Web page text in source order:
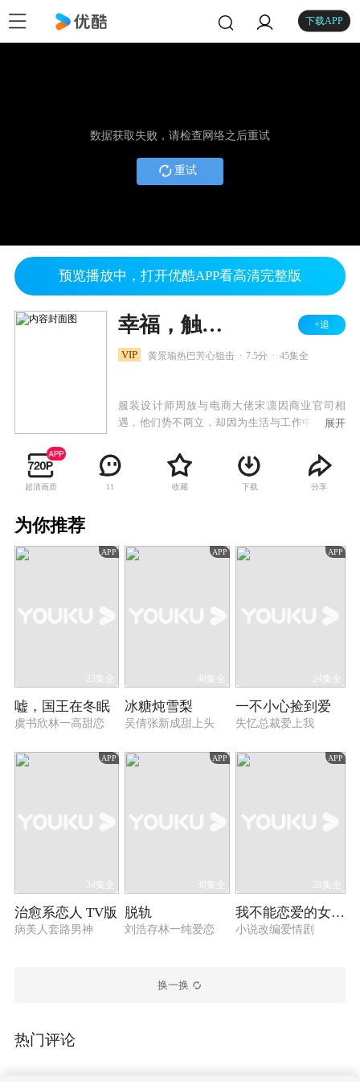
下载APP
数据获取失败，请检查网络之后重试
重试
预览播放中，打开优酷APP看高清完整版
幸福，触手可及！ DVD版 +追
VIP 黄景瑜热巴芳心狙击 7.5分 45集全
服装设计师周放与电商大佬宋凛因商业官司相
遇，他们势不两立，却因为生活与工作中的种种
不断，矛盾丛生。但在相互较劲的过程中获得成
长，同时在对方身上找到了内心的所属，渐渐相
爱。周放与宋凛彼此支撑着也彼此嫌弃着，他们
模式，在事业上获得了新的突破。
展开
超清画质 11 收藏 下载 分享
为你推荐
APP
23集全
嘘，国王在冬眠
虞书欣林一高甜恋
APP
40集全
冰糖炖雪梨
吴倩张新成甜上头
APP
24集全
一不小心捡到爱
失忆总裁爱上我
APP
34集全
治愈系恋人 TV版
病美人套路男神
APP
30集全
脱轨
刘浩存林一纯爱恋
APP
28集全
我不能恋爱的女朋友
小说改编爱情剧
换一换
热门评论